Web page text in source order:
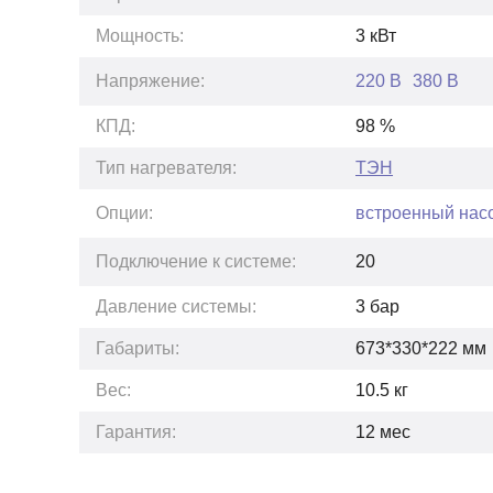
Мощность: 3 кВт
Напряжение: 220 В 380 В
КПД: 98 %
Тип нагревателя: ТЭН
Опции: встроенный
Подключение к системе: 20
Давление системы: 3 бар
Габариты: 673*330*222 мм
Вес: 10.5 кг
Гарантия: 12 мес